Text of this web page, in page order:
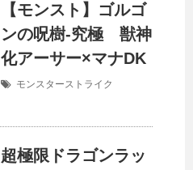
【モンスト】ゴルゴ
ンの呪樹-究極 獣神
化アーサー×マナDK
モンスターストライク
超極限ドラゴンラッ